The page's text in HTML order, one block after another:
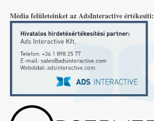
Média felületeinket az AdsInteractive értékesíti: